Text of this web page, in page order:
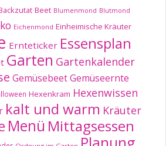
Beet Blumenmond Blutmond
Eichenmond Einheimische Kräuter
Ernteticker Essensplan
Garten Gartenkalender
Gemüsebeet Gemüseernte
Hexenkram Hexenwissen
kalt und warm Kräuter
Menü Mittagsessen